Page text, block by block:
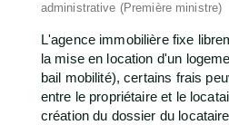
administrative (Première ministre)
L'agence immobilière fixe
la mise en location d'un
bail mobilité), certains frais
entre le propriétaire et le
création du dossier du